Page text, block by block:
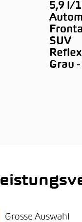
5,9 l/
SUV
Grau
Grosse Auswahl